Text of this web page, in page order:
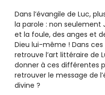
Dans l’évangile de Luc,
la parole : non seulement
et la foule, des anges et
Dieu lui-même ! Dans
retrouve l’art littéraire de
donner à ces différentes
retrouver le message de
divine ?